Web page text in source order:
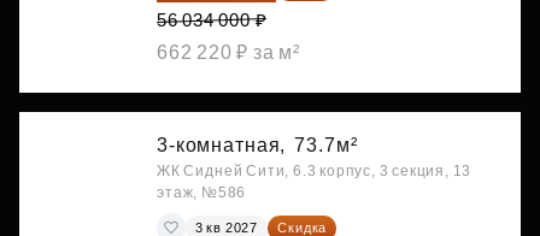
56 034 000 ₽
662 220 ₽ за м²
3-комнатная, 73.7м²
ЖК Сидней Сити, 6.3 корпус, 3 секция, 13
этаж, №586
3 кв 2027
Скидка